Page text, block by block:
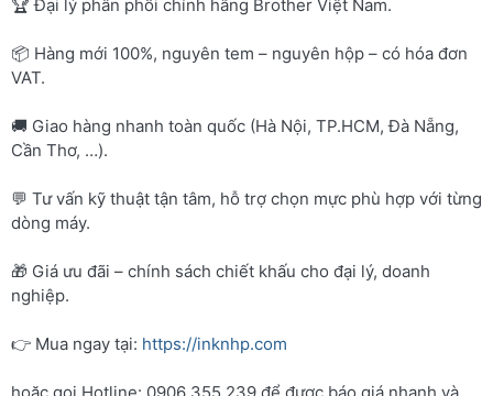
🏆 Đại lý phân phối chính hãng Brother Việt Nam.
📦 Hàng mới 100%, nguyên tem – nguyên hộp – có hóa đơn
VAT.
🚚 Giao hàng nhanh toàn quốc (Hà Nội, TP.HCM, Đà Nẵng,
Cần Thơ, …).
💬 Tư vấn kỹ thuật tận tâm, hỗ trợ chọn mực phù hợp với từng
dòng máy.
🎁 Giá ưu đãi – chính sách chiết khấu cho đại lý, doanh
nghiệp.
👉 Mua ngay tại: https://inknhp.com
hoặc gọi Hotline: 0906 355 239 để được báo giá nhanh và